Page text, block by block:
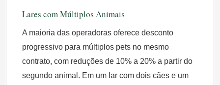
Lares com Múltiplos Animais
A maioria das operadoras oferece desconto
progressivo para múltiplos pets no mesmo
contrato, com reduções de 10% a 20% a partir do
segundo animal. Em um lar com dois cães e um